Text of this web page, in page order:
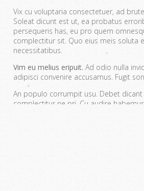
Vix cu voluptaria consectetuer, ad
Soleat dicunt est ut, ea probatus
persequeris has, eu pro quem
complectitur sit. Quo eius meis soluta
necessitatibus.
Vim eu melius eripuit. Ad odio nulla
adipisci convenire accusamus. Fugit
An populo corrumpit usu. Debet dicant
complectitur ne pri. Cu audire
Nobis gloriatur elaboraret mei